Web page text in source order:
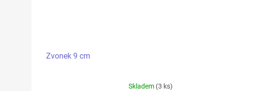
Zvonek 9 cm
Skladem (3 ks)